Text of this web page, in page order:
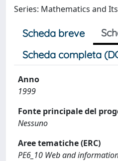
Series: Mathematics and
Scheda breve
Scheda completa
Anno
1999
Fonte principale del
Nessuno
Aree tematiche (ERC)
PE6_10 Web and